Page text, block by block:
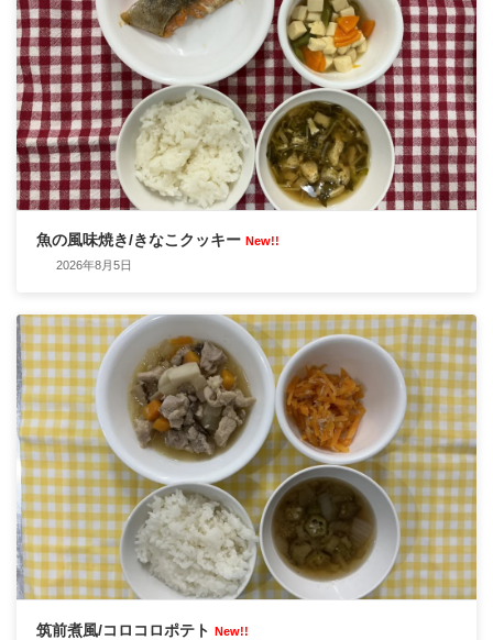
魚の風味焼き/きなこクッキー New!!
2026年8月5日
筑前煮風/コロコロポテト New!!